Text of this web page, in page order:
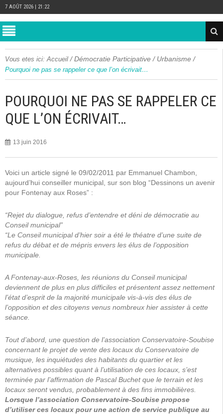
7 AOÛT 2026 | 21:22
Vous etes ici: Accueil /Démocratie Participative / Urbanisme /
Pourquoi ne pas se rappeler ce que l’on écrivait…
POURQUOI NE PAS SE RAPPELER CE
QUE L’ON ÉCRIVAIT…
13 juin 2016
Voici un article signé le 09/02/2011 par Emmanuel Chambon,
aujourd’hui conseiller municipal, sur son blog “Dessinons un avenir
pour Fontenay aux Roses” :
“Rejet du dialogue, refus d’entendre et déni de démocratie au
Conseil municipal”
“Le Conseil municipal d’hier soir a été le théatre d’une suite de
refus du débat et de mépris envers les élus de l’opposition
municipale.
A Fontenay-aux-Roses, les réunions du Conseil municipal
deviennent de plus en plus difficiles et présentent assez nettement
l’état d’esprit de la majorité municipale vis-à-vis des élus de
l’opposition et des citoyens venus nombreux hier assister à cette
séance.
Tout d’abord, une question de l’association Conservatoire-Soubise
concernant le projet de vente des locaux du Conservatoire de
musique, les inquiétudes des habitants du quartier et les
alternatives possibles quant à l’utilisation de ces locaux, s’est
terminée par l’affirmation de Pascal Buchet que le terrain et les
locaux seront vendus, probablement à des fins immobilières.
Lorsque l’association Conservatoire-Soubise propose
d’utiliser ces locaux pour une action de service publique au